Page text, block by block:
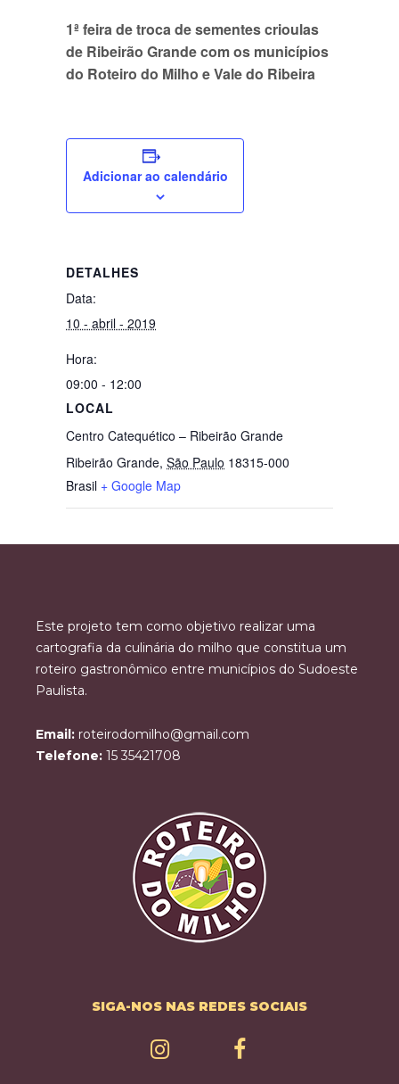
1ª feira de troca de sementes crioulas
de Ribeirão Grande com os municípios
do Roteiro do Milho e Vale do Ribeira
Adicionar ao calendário
DETALHES
Data:
10 - abril - 2019
Hora:
09:00 - 12:00
LOCAL
Centro Catequético – Ribeirão Grande
Ribeirão Grande, São Paulo 18315-000
Brasil + Google Map
Este projeto tem como objetivo realizar uma
cartografia da culinária do milho que constitua um
roteiro gastronômico entre municípios do Sudoeste
Paulista.
Email: roteirodomilho@gmail.com
Telefone: 15 35421708
SIGA-NOS NAS REDES SOCIAIS